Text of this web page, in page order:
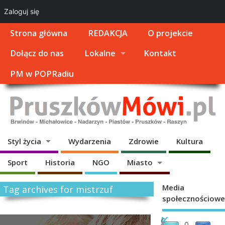
Strona główna REDAKCJA
O projekcie
Dołącz do nas
Lokalne
Kontakt
PM w POPRadiu
Styl życia Wydarzenia Zdrowie Kultura
Sport Historia NGO Miasto
Tag archives for mistrzuf
K
C
Media
społecznościowe
Zaloguj się